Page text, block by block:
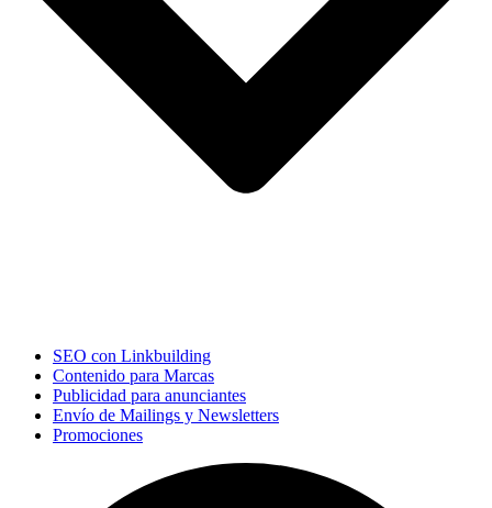
SEO con Linkbuilding
Contenido para Marcas
Publicidad para anunciantes
Envío de Mailings y Newsletters
Promociones